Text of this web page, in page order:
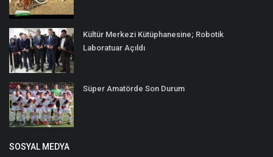
Kültür Merkezi Kütüphanesine; Robotik
Laboratuar Açıldı
Süper Amatörde Son Durum
SOSYAL MEDYA